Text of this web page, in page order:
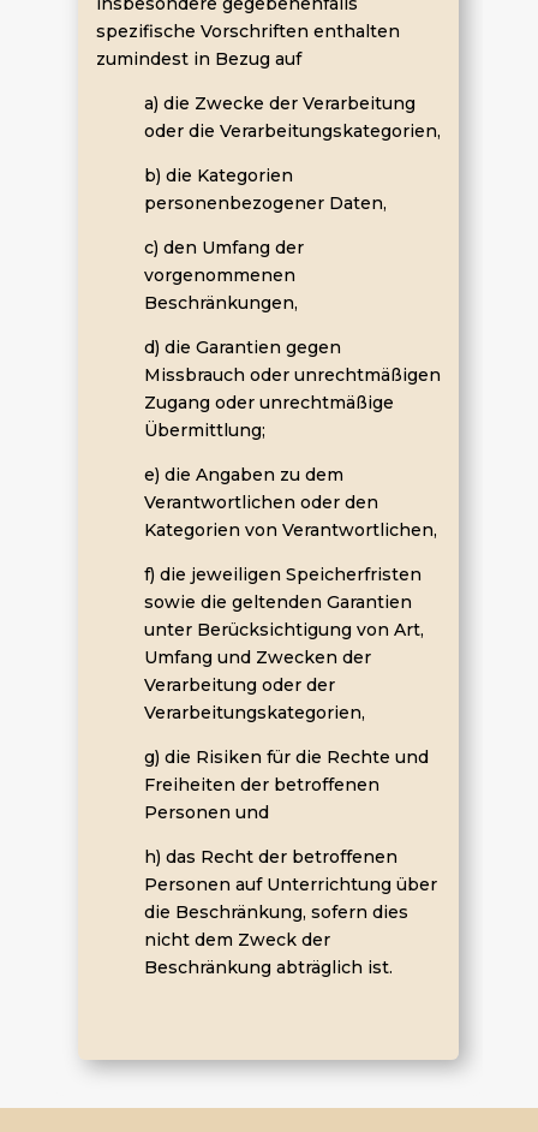
spezifische Vorschriften enthalten
zumindest in Bezug auf
a) die Zwecke der Verarbeitung
oder die Verarbeitungskategorien,
b) die Kategorien
personenbezogener Daten,
c) den Umfang der
vorgenommenen
Beschränkungen,
d) die Garantien gegen
Missbrauch oder unrechtmäßigen
Zugang oder unrechtmäßige
Übermittlung;
e) die Angaben zu dem
Verantwortlichen oder den
Kategorien von Verantwortlichen,
f) die jeweiligen Speicherfristen
sowie die geltenden Garantien
unter Berücksichtigung von Art,
Umfang und Zwecken der
Verarbeitung oder der
Verarbeitungskategorien,
g) die Risiken für die Rechte und
Freiheiten der betroffenen
Personen und
h) das Recht der betroffenen
Personen auf Unterrichtung über
die Beschränkung, sofern dies
nicht dem Zweck der
Beschränkung abträglich ist.